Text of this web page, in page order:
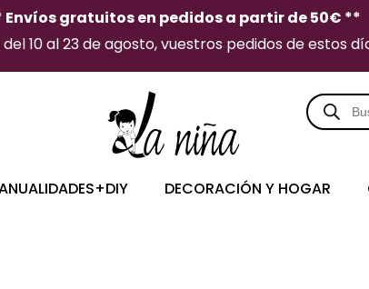
Envíos gratuitos en pedidos a partir de 50€ **
10 al 23 de agosto, vuestros pedidos de estos
de
DECORACIÓN Y HOGAR